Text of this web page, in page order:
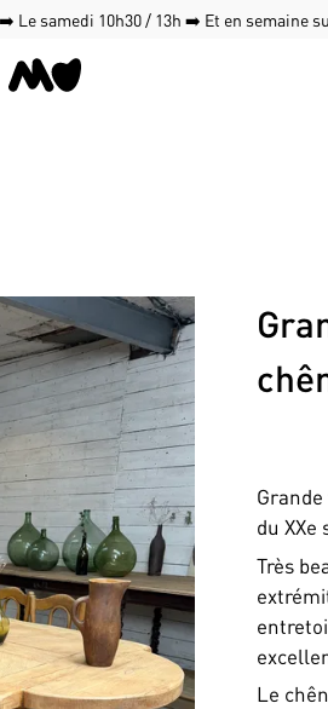
Le samedi 10h30 / 13h ➡️ Et en semaine
du XXe
Très
Le